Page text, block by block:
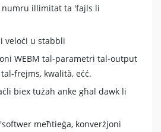
numru illimitat ta 'fajls li
veloċi u stabbli
WEBM tal-parametri tal-output
frejms, kwalità, eċċ.
biex tużah anke għal dawk li
meħtieġa, konverżjoni